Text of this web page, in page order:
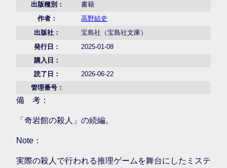
出版種別：
書籍
作者：
高野結史
出版社：
宝島社（宝島社文庫）
発行日：
2025-01-08
購入日：
読了日：
2026-06-22
管理番号：
備 考：
「奇岩館の殺人」の続編。
Note：
実際の殺人で行われる推理ゲームを舞台にしたミステ